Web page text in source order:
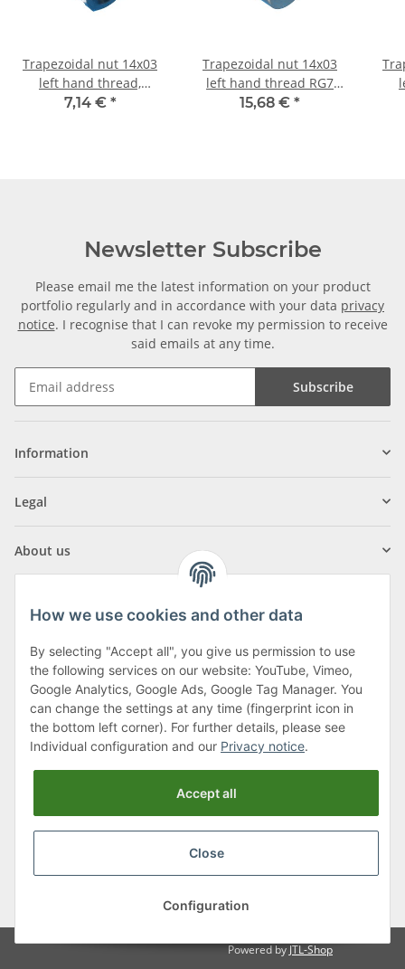
Trapezoidal nut 14x03
left hand thread,
machining steel,
7,14 € *
Trapezoidal nut 14x03
left hand thread RG7
straight, red bronze
15,68 € *
Newsletter Subscribe
Please email me the latest information on your product
portfolio regularly and in accordance with your data privacy
notice. I recognise that I can revoke my permission to receive
said emails at any time.
Subscribe
Information
Legal
About us
Klagenfurter Street 29
9556 Liebenfels
Monday to Thursday: 8am to 4:30pm
Friday: 8 to 12 o'clock
Phone:0043 (0) 4262 50900
shipping fees, plusMinimum quantity surcharge
Powered by JTL-Shop
How we use cookies and other data
By selecting "Accept all", you give us permission to use
the following services on our website: YouTube, Vimeo,
Google Analytics, Google Ads, Google Tag Manager. You
can change the settings at any time (fingerprint icon in
the bottom left corner). For further details, please see
Individual configuration and our Privacy notice.
Accept all
Close
Configuration